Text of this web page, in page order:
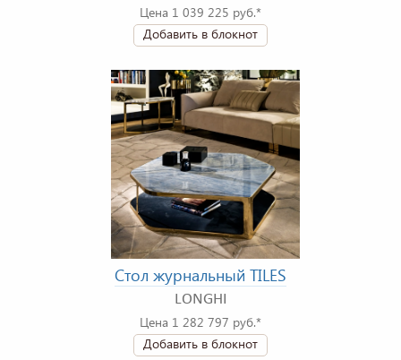
Цена 1 039 225 руб.*
Добавить в блокнот
Стол журнальный TILES
LONGHI
Цена 1 282 797 руб.*
Добавить в блокнот